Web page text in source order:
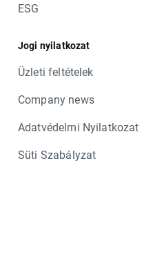
ESG
Jogi nyilatkozat
Üzleti feltételek
Company news
Adatvédelmi Nyilatkozat
Süti Szabályzat